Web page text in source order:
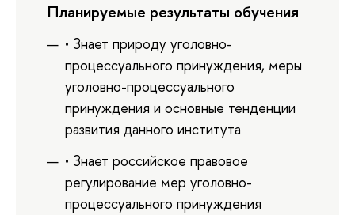
Планируемые результаты обучения
• Знает природу уголовно-
процессуального принуждения, меры
уголовно-процессуального
принуждения и основные тенденции
развития данного института
• Знает российское правовое
регулирование мер уголовно-
процессуального принуждения